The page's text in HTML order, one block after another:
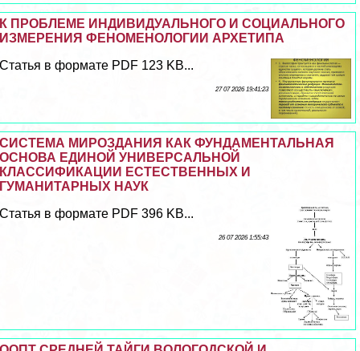
К ПРОБЛЕМЕ ИНДИВИДУАЛЬНОГО И СОЦИАЛЬНОГО
ИЗМЕРЕНИЯ ФЕНОМЕНОЛОГИИ АРХЕТИПА
Статья в формате PDF 123 KB...
27 07 2026 19:41:23
СИСТЕМА МИРОЗДАНИЯ КАК ФУНДАМЕНТАЛЬНАЯ
ОСНОВА ЕДИНОЙ УНИВЕРСАЛЬНОЙ
КЛАССИФИКАЦИИ ЕСТЕСТВЕННЫХ И
ГУМАНИТАРНЫХ НАУК
Статья в формате PDF 396 KB...
26 07 2026 1:55:43